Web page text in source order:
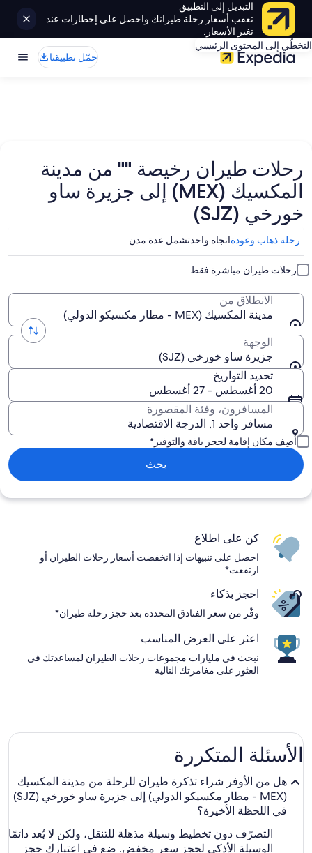
التبديل إلى التطبيق
تعقب أسعار رحلة طيرانك واحصل على إخطارات عند
تغير الأسعار.
التخطّي إلى المحتوى الرئيسي
حمّل تطبيقنا
رحلات طيران رخيصة "" من مدينة
المكسيك (MEX) إلى جزيرة ساو
خورخي (SJZ)
رحلة ذهاب وعودةاتجاه واحدتشمل عدة مدن
رحلات طيران مباشرة فقط
الانطلاق من
مدينة المكسيك (MEX - مطار مكسيكو الدولي)
الوجهة
جزيرة ساو خورخي (SJZ)
تحديد التواريخ
20 أغسطس - 27 أغسطس
المسافرون، وفئة المقصورة
مسافر واحد 1, الدرجة الاقتصادية
أضِف مكان إقامة لحجز باقة والتوفير*
بحث
كن على اطلاع
احصل على تنبيهات إذا انخفضت أسعار رحلات الطيران أو
ارتفعت*
احجز بذكاء
وفّر من سعر الفنادق المحددة بعد حجز رحلة طيران*
اعثر على العرض المناسب
نبحث في مليارات مجموعات رحلات الطيران لمساعدتك في
العثور على مغامرتك التالية
الأسئلة المتكررة
هل من الأوفر شراء تذكرة طيران للرحلة من مدينة المكسيك
(MEX - مطار مكسيكو الدولي) إلى جزيرة ساو خورخي (SJZ)
في اللحظة الأخيرة؟
التصرّف دون تخطيط وسيلة مذهلة للتنقل، ولكن لا يُعد دائمًا
الوسيلة الأذكى لحجز سعر مخفض. ضع في اعتبارك حجز